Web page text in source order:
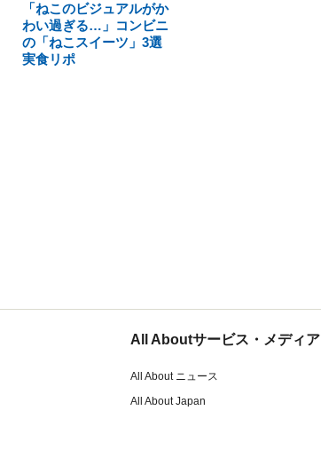
「ねこのビジュアルがか
わい過ぎる…」コンビニ
の「ねこスイーツ」3選
実食リポ
All Aboutサービス・メディア
All About ニュース
All About Japan